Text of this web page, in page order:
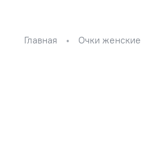
Главная Очки женские